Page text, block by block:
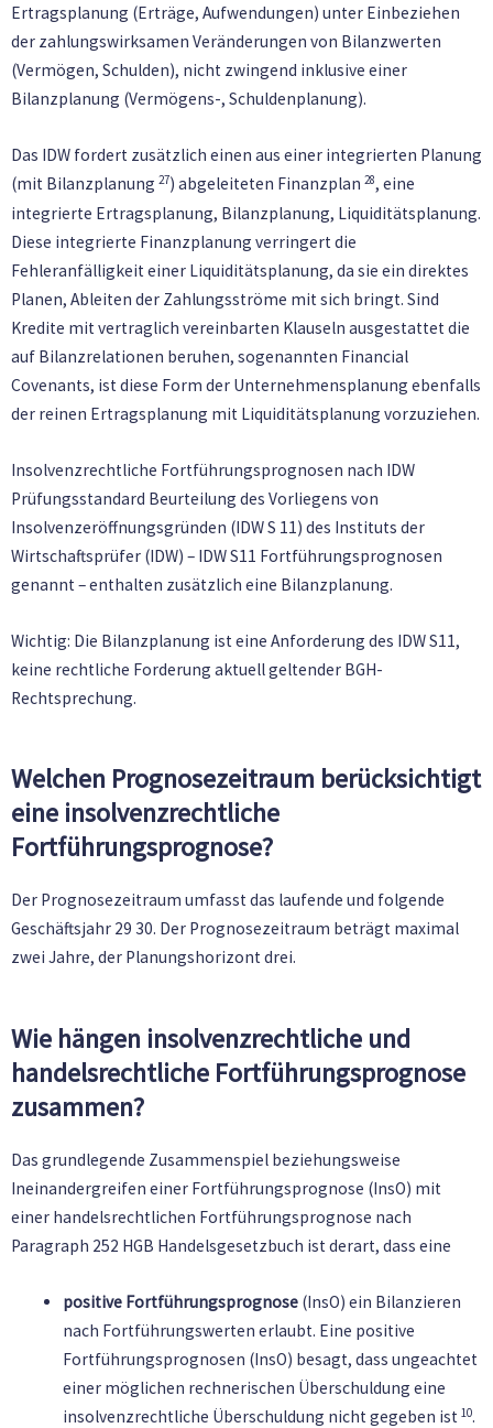
Ertragsplanung (Erträge, Aufwendungen) unter Einbeziehen
der zahlungswirksamen Veränderungen von Bilanzwerten
(Vermögen, Schulden), nicht zwingend inklusive einer
Bilanzplanung (Vermögens-, Schuldenplanung).
Das IDW fordert zusätzlich einen aus einer integrierten Planung
(mit Bilanzplanung 27) abgeleiteten Finanzplan 28, eine
integrierte Ertragsplanung, Bilanzplanung, Liquiditätsplanung.
Diese integrierte Finanzplanung verringert die
Fehleranfälligkeit einer Liquiditätsplanung, da sie ein direktes
Planen, Ableiten der Zahlungsströme mit sich bringt. Sind
Kredite mit vertraglich vereinbarten Klauseln ausgestattet die
auf Bilanzrelationen beruhen, sogenannten Financial
Covenants, ist diese Form der Unternehmensplanung ebenfalls
der reinen Ertragsplanung mit Liquiditätsplanung vorzuziehen.
Insolvenzrechtliche Fortführungsprognosen nach IDW
Prüfungsstandard Beurteilung des Vorliegens von
Insolvenzeröffnungsgründen (IDW S 11) des Instituts der
Wirtschaftsprüfer (IDW) – IDW S11 Fortführungsprognosen
genannt – enthalten zusätzlich eine Bilanzplanung.
Wichtig: Die Bilanzplanung ist eine Anforderung des IDW S11,
keine rechtliche Forderung aktuell geltender BGH-
Rechtsprechung.
Welchen Prognosezeitraum berücksichtigt
eine insolvenzrechtliche
Fortführungsprognose?
Der Prognosezeitraum umfasst das laufende und folgende
Geschäftsjahr 29 30. Der Prognosezeitraum beträgt maximal
zwei Jahre, der Planungshorizont drei.
Wie hängen insolvenzrechtliche und
handelsrechtliche Fortführungsprognose
zusammen?
Das grundlegende Zusammenspiel beziehungsweise
Ineinandergreifen einer Fortführungsprognose (InsO) mit
einer handelsrechtlichen Fortführungsprognose nach
Paragraph 252 HGB Handelsgesetzbuch ist derart, dass eine
positive Fortführungsprognose(InsO) ein Bilanzieren
nach Fortführungswerten erlaubt. Eine positive
Fortführungsprognosen (InsO) besagt, dass ungeachtet
einer möglichen rechnerischen Überschuldung eine
insolvenzrechtliche Überschuldung nicht gegeben ist 10.